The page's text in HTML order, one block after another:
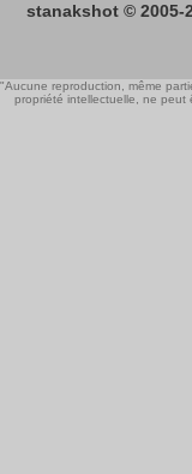
stanakshot © 2005-
"Aucune reproduction, même
propriété intellectuelle, ne peut